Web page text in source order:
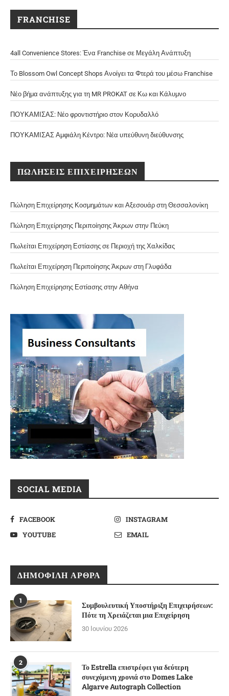
FRANCHISE
4all Convenience Stores: Ένα Franchise σε Μεγάλη Ανάπτυξη
Το Blossom Owl Concept Shops Ανοίγει τα Φτερά του μέσω Franchise
Νέο βήμα ανάπτυξης για τη MR PROKAT σε Κω και Κάλυμνο
ΠΟΥΚΑΜΙΣΑΣ: Νέο φροντιστήριο στον Κορυδαλλό
ΠΟΥΚΑΜΙΣΑΣ Αμφιάλη Κέντρο: Νέα υπεύθυνη διεύθυνσης
ΠΩΛΗΣΕΙΣ ΕΠΙΧΕΙΡΗΣΕΩΝ
Πώληση Επιχείρησης Κοσμημάτων και Αξεσουάρ στη Θεσσαλονίκη
Πώληση Επιχείρησης Περιποίησης Άκρων στην Πεύκη
Πωλείται Επιχείρηση Εστίασης σε Περιοχή της Χαλκίδας
Πωλείται Επιχείρηση Περιποίησης Άκρων στη Γλυφάδα
Πώληση Επιχείρησης Εστίασης στην Αθήνα
SOCIAL MEDIA
FACEBOOK
INSTAGRAM
YOUTUBE
EMAIL
ΔΗΜΟΦΙΛΉ ΆΡΘΡΑ
1
Συμβουλευτική Υποστήριξη Επιχειρήσεων:
Πότε τη Χρειάζεται μια Επιχείρηση
30 Ιουνίου 2026
2
Το Estrella επιστρέφει για δεύτερη
συνεχόμενη χρονιά στο Domes Lake
Algarve Autograph Collection